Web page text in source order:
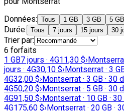
Données: Tous 1 GB 3 GB 5 GB
Durée: Tous 7 jours 15 jours 30
Trier par:
6 forfaits
1 GB7 jours · 4G11,30 $›
jours · 4G30,10 $›Montserrat · 3
4G32,00 $›Montserrat · 3 GB · 30
4G50,20 $›Montserrat · 5 GB · 30
4G91,50 $›Montserrat · 10 GB ·
4G175,60 $›Montserrat · 20 GB ·